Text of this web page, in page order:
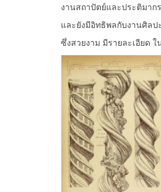
งานสถาปัตย์และประติมา
และยังมีอิทธิพลกับงานศิลป
ซึ่งสวยงาม มีรายละเอียด